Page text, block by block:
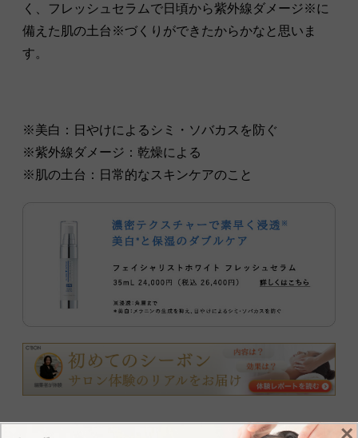
く、フレッシュセラムで日頃から紫外線ダメージ※に
備えた肌の土台 ※づくりができたからかなと思いま
す。
※美白：日やけによるシミ・ソバカスを防ぐ
※紫外線ダメージ：乾燥による
※肌の土台：日常的なスキンケアのこと